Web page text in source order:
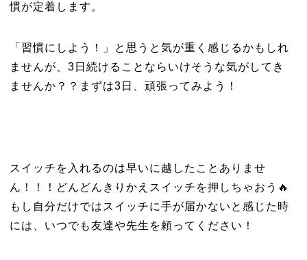
慣が定着します。
「習慣にしよう！」と思うと気が重く感じるかもしれ
ませんが、3日続けることならいけそうな気がしてき
ませんか？？まずは3日、頑張ってみよう！
スイッチを入れるのは早いに越したことありませ
ん！！！どんどんきりかえスイッチを押しちゃおう🔥
もし自分だけではスイッチに手が届かないと感じた時
には、いつでも友達や先生を頼ってください！